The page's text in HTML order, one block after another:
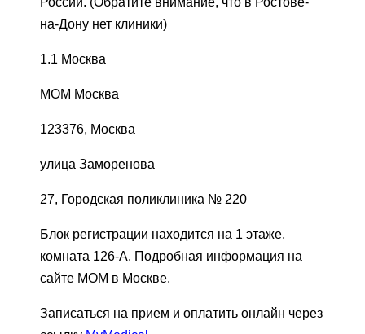
на-Дону нет клиники)
1.1 Москва
МОМ Москва
123376, Москва
улица Заморенова
27, Городская поликлиника № 220
Блок регистрации находится на 1 этаже,
комната 126-А. Подробная информация на
сайте МОМ в Москве.
Записаться на прием и оплатить онлайн через